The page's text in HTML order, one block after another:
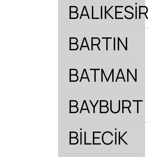
BALIKESİR
BARTIN
BATMAN
BAYBURT
BİLECİK